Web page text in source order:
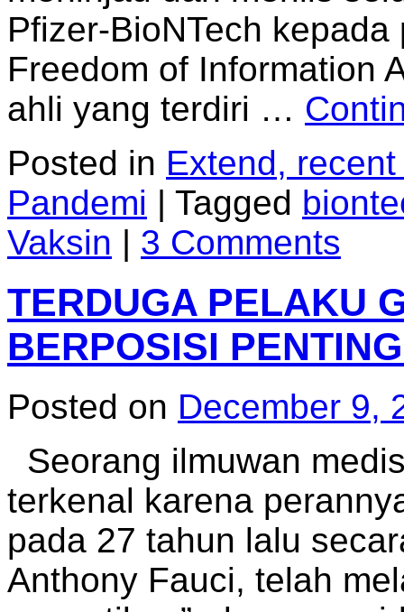
Pfizer-BioNTech
Freedom of Information
ahli yang terdiri …
Posted in Extend,
Pandemi | Tagged
Vaksin | 3 Comments
TERDUGA PELAKU
BERPOSISI
Posted on December 9,
Seorang ilmuwan
terkenal karena
pada 27 tahun lalu
Anthony Fauci, telah